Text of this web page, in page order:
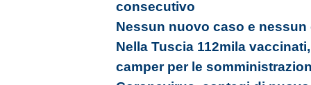
consecutivo
Nessun nuovo caso e
Nella Tuscia 112mila
camper per le